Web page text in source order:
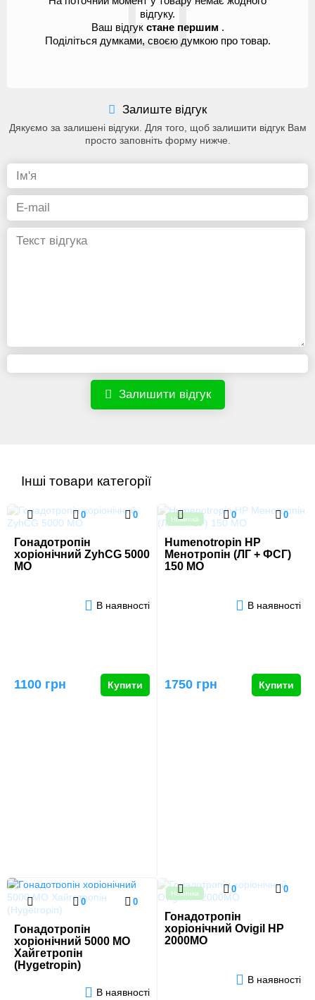
відгуку.
Ваш відгук стане першим .
Поділіться думками, своєю думкою про товар.
Залиште відгук
Дякуємо за залишені відгуки. Для того, щоб залишити відгук Вам
просто заповніть форму нижче.
Залишити відгук
Інші товари категорії
0 0
Гонадотропін
хоріонічний ZyhCG 5000
МО
В наявності
1100 грн Купити
Новинка 0 0
Humenotropin HP
Менотропін (ЛГ + ФСГ)
150 МО
В наявності
1750 грн Купити
0 0
Гонадотропін
хоріонічний 5000 МО
Хайгетропін
(Hygetropin)
В наявності
Новинка 0 0
Гонадотропін
хоріонічний Ovigil HP
2000МО
В наявності